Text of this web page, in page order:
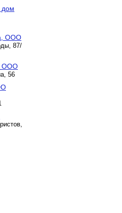
дом
ООО
87/
ООО
56